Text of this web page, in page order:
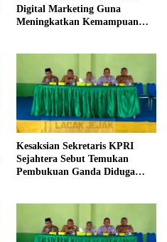
Digital Marketing Guna
Meningkatkan Kemampuan
Kesaksian Sekretaris KPRI
Sejahtera Sebut Temukan
Pembukuan Ganda Diduga